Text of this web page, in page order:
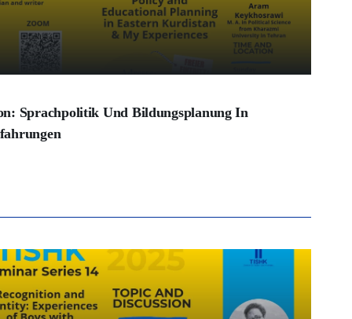
Sprachpolitik Und Bildungsplanung In